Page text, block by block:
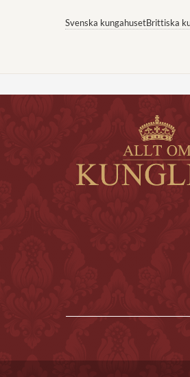
Svenska kungahusetBrittiska